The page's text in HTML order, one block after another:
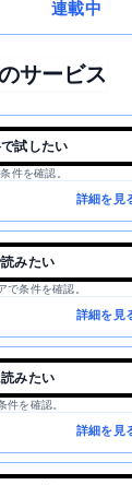
連載中
サービス
試したい
件を確認。
詳細を見
みたい
で条件を確認。
詳細を見
みたい
件を確認。
詳細を見